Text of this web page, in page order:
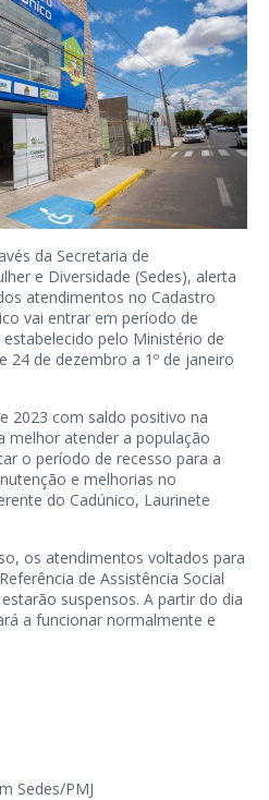
da Secretaria de
e Diversidade (Sedes), alerta
atendimentos no Cadastro
vai entrar em período de
pelo Ministério de
24 de dezembro a 1º de janeiro
2023 com saldo positivo na
melhor atender a população
o período de recesso para a
e melhorias no
do Cadúnico, Laurinete
os atendimentos voltados para
de Assistência Social
suspensos. A partir do dia
a funcionar normalmente e
Sedes/PMJ